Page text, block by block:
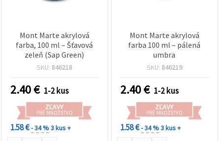
Mont Marte akrylová
farba, 100 ml – Šťavová
zeleň (Sap Green)
SKU: 846218
2.40€ 1-2 kus
ZĽAVY
PRE MNOŽSTVO
1.58 €- 34 %3 kus +
Mont Marte akrylová
farba 100 ml – pálená
umbra
SKU: 846219
2.40€ 1-2 kus
ZĽAVY
PRE MNOŽSTVO
1.58 €- 34 %3 kus +